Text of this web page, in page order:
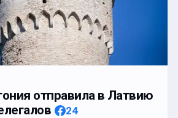
отправила в Латвию
24